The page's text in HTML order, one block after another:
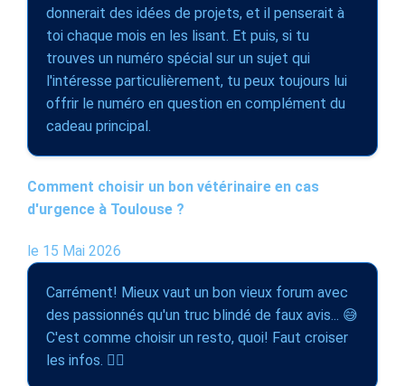
donnerait des idées de projets, et il penserait à
toi chaque mois en les lisant. Et puis, si tu
trouves un numéro spécial sur un sujet qui
l'intéresse particulièrement, tu peux toujours lui
offrir le numéro en question en complément du
cadeau principal.
Comment choisir un bon vétérinaire en cas
d'urgence à Toulouse ?
le 15 Mai 2026
Carrément! Mieux vaut un bon vieux forum avec
des passionnés qu'un truc blindé de faux avis... 😅
C'est comme choisir un resto, quoi! Faut croiser
les infos. 🕵️‍♀️